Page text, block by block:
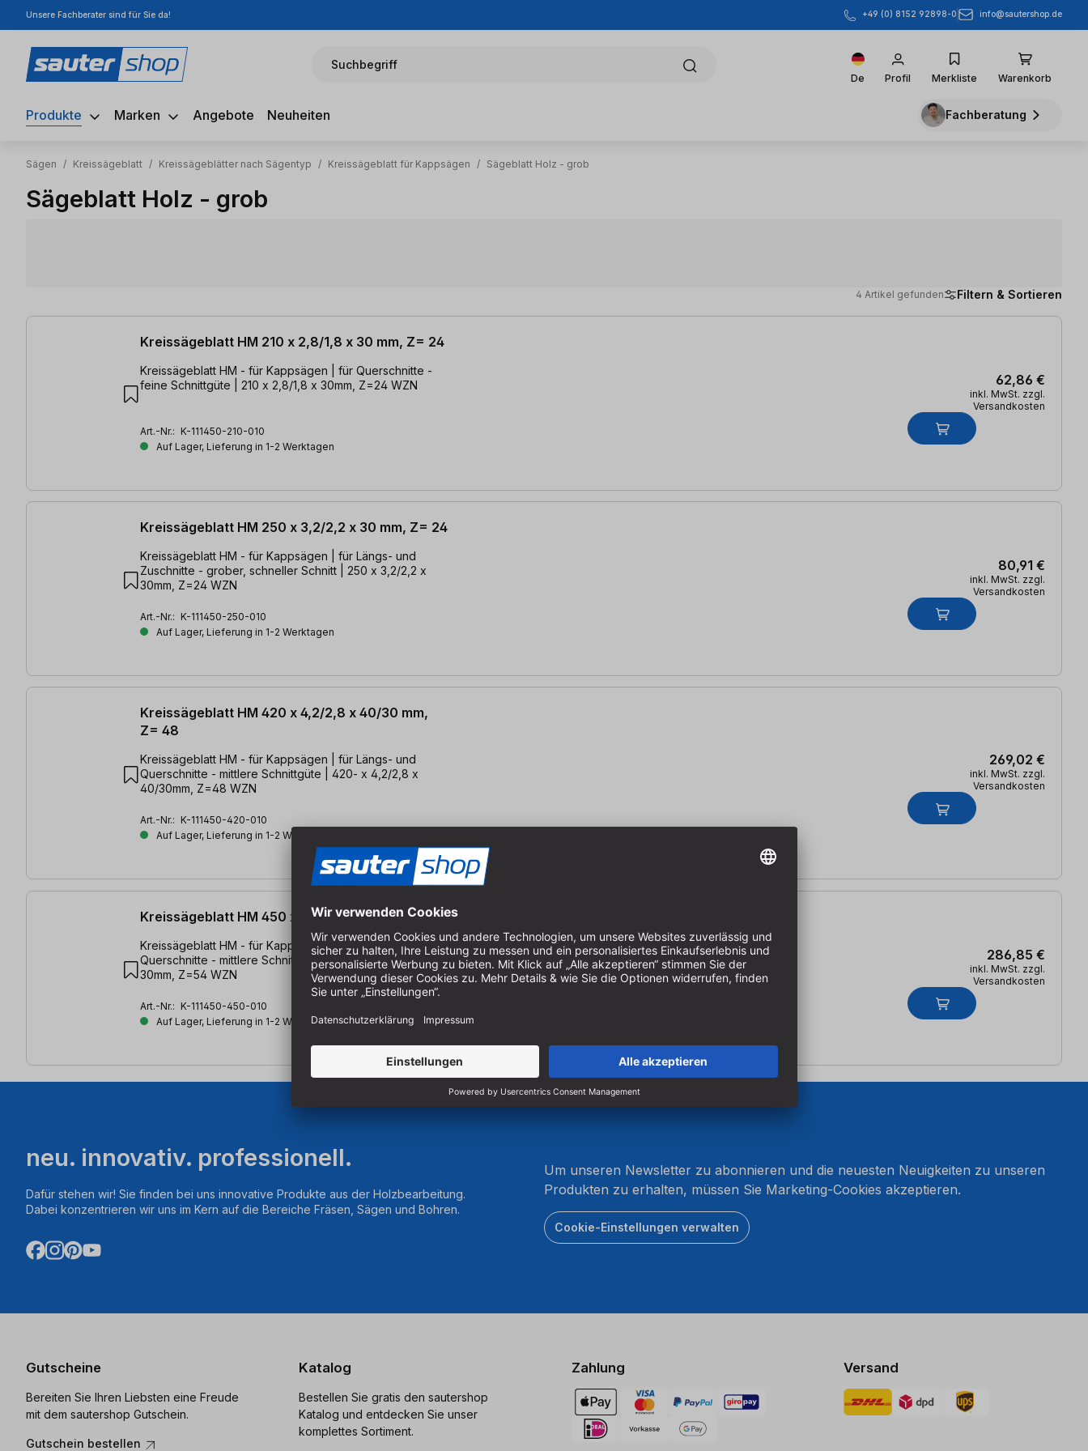
Hauptinhalt springen
Zur Suche springen
Zur Hauptnavigation springen
Unsere Fachberater sind für Sie da! +49 (0) 8152 92898-0 info@sautershop.de
Suchbegriff
De Profil Merkliste Warenkorb
Produkte Marken Angebote Neuheiten Fachberatung
Sägen / Kreissägeblatt / Kreissägeblätter nach Sägentyp / Kreissägeblatt für Kappsägen / Sägeblatt Holz - grob
Sägeblatt Holz - grob
4 Artikel gefunden Filtern & Sortieren
4 Artikel gefunden
Kreissägeblatt HM 210 x 2,8/1,8 x 30 mm, Z= 24
Kreissägeblatt HM - für Kappsägen | für Querschnitte -
feine Schnittgüte | 210 x 2,8/1,8 x 30mm, Z=24 WZN
Art.-Nr.: K-111450-210-010
Auf Lager, Lieferung in 1-2 Werktagen
62,86 €
inkl. MwSt. zzgl.
Versandkosten
Kreissägeblatt HM 250 x 3,2/2,2 x 30 mm, Z= 24
Kreissägeblatt HM - für Kappsägen | für Längs- und
Zuschnitte - grober, schneller Schnitt | 250 x 3,2/2,2 x
30mm, Z=24 WZN
Art.-Nr.: K-111450-250-010
Auf Lager, Lieferung in 1-2 Werktagen
80,91 €
inkl. MwSt. zzgl.
Versandkosten
Kreissägeblatt HM 420 x 4,2/2,8 x 40/30 mm,
Z= 48
Kreissägeblatt HM - für Kappsägen | für Längs- und
Querschnitte - mittlere Schnittgüte | 420- x 4,2/2,8 x
40/30mm, Z=48 WZN
Art.-Nr.: K-111450-420-010
Auf Lager, Lieferung in 1-2 Werktagen
269,02 €
inkl. MwSt. zzgl.
Versandkosten
Kreissägeblatt HM 450 x 4,4/2,8 x 30 mm, Z= 54
Kreissägeblatt HM - für Kappsägen | für Längs- und
Querschnitte - mittlere Schnittgüte | 450- x 4,4/2,8 x
30mm, Z=54 WZN
Art.-Nr.: K-111450-450-010
Auf Lager, Lieferung in 1-2 Werktagen
286,85 €
inkl. MwSt. zzgl.
Versandkosten
neu. innovativ. professionell.
Dafür stehen wir! Sie finden bei uns innovative Produkte aus der Holzbearbeitung.
Dabei konzentrieren wir uns im Kern auf die Bereiche Fräsen, Sägen und Bohren.
Um unseren Newsletter zu abonnieren und die neuesten Neuigkeiten zu unseren
Produkten zu erhalten, müssen Sie Marketing-Cookies akzeptieren.
Cookie-Einstellungen verwalten
Gutscheine
Bereiten Sie Ihren Liebsten eine Freude
mit dem sautershop Gutschein.
Gutschein bestellen
Katalog
Bestellen Sie gratis den sautershop
Katalog und entdecken Sie unser
komplettes Sortiment.
Zahlung Versand